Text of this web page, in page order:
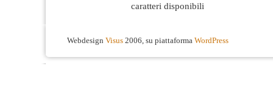
caratteri disponibili
Webdesign Visus 2006, su piattaforma WordPress